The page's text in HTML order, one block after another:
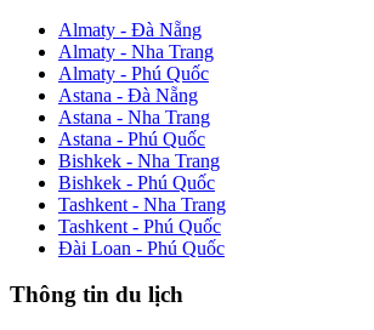
Almaty - Đà Nẵng
Almaty - Nha Trang
Almaty - Phú Quốc
Astana - Đà Nẵng
Astana - Nha Trang
Astana - Phú Quốc
Bishkek - Nha Trang
Bishkek - Phú Quốc
Tashkent - Nha Trang
Tashkent - Phú Quốc
Đài Loan - Phú Quốc
Thông tin du lịch